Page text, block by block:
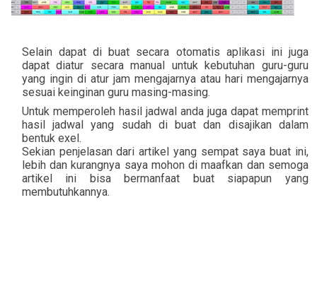
Selain dapat di buat secara otomatis aplikasi ini juga
dapat diatur secara manual untuk kebutuhan guru-guru
yang ingin di atur jam mengajarnya atau hari mengajarnya
sesuai keinginan guru masing-masing.
Untuk memperoleh hasil jadwal anda juga dapat memprint
hasil jadwal yang sudah di buat dan disajikan dalam
bentuk exel.
Sekian penjelasan dari artikel yang sempat saya buat ini,
lebih dan kurangnya saya mohon di maafkan dan semoga
artikel ini bisa bermanfaat buat siapapun yang
membutuhkannya.